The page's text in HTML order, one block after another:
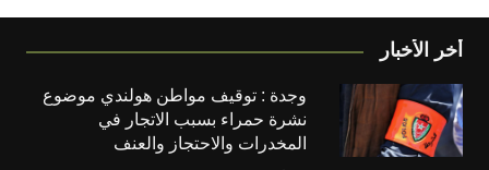
أخر الأخبار
وجدة : توقيف مواطن هولندي موضوع
نشرة حمراء بسبب الاتجار في
المخدرات والاحتجاز والعنف